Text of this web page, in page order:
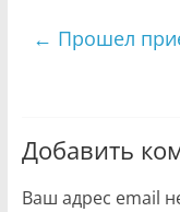
← Прошел
Добавить
Ваш адрес email